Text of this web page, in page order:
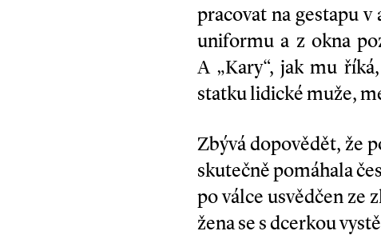
pracovat na gestapu
uniformu a z okna
A „Kary“, jak mu
statku lidické muže,
Zbývá dopovědět, že
skutečně pomáhala
po válce usvědčen ze
žena se s dcerkou